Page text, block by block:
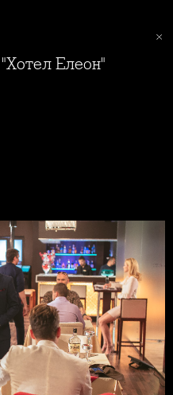
"Хотел Елеон"